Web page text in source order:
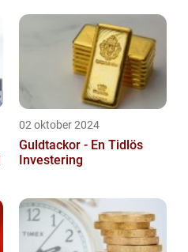
02 oktober 2024
Guldtackor - En Tidlös
Investering